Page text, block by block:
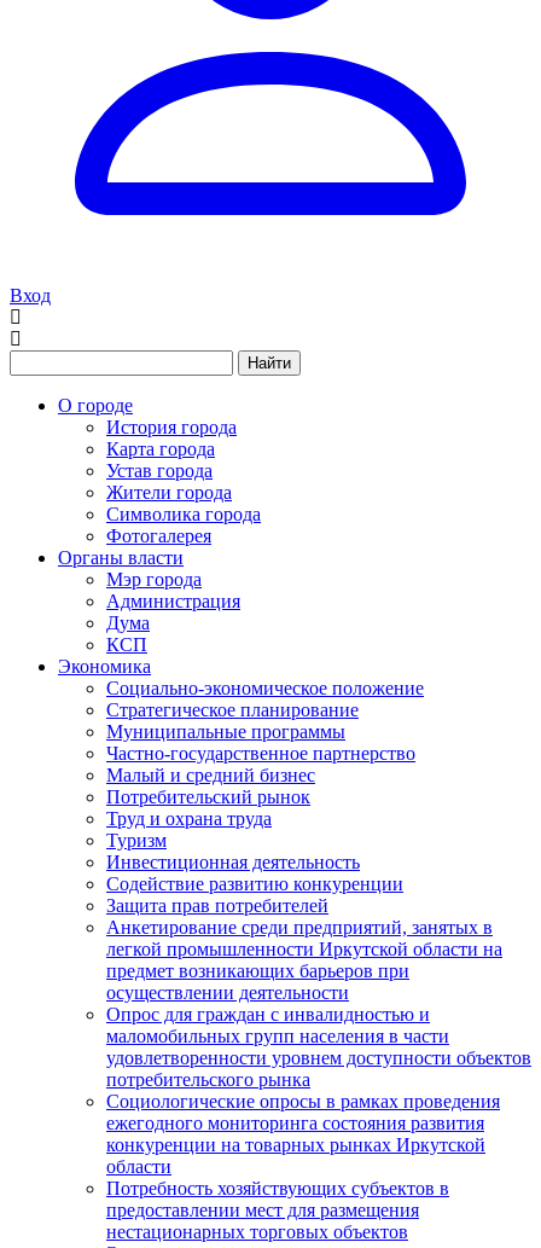
Вход
Найти
О городе
История города
Карта города
Устав города
Жители города
Символика города
Фотогалерея
Органы власти
Мэр города
Администрация
Дума
КСП
Экономика
Социально-экономическое положение
Стратегическое планирование
Муниципальные программы
Частно-государственное партнерство
Малый и средний бизнес
Потребительский рынок
Труд и охрана труда
Туризм
Инвестиционная деятельность
Содействие развитию конкуренции
Защита прав потребителей
Анкетирование среди предприятий, занятых в
легкой промышленности Иркутской области на
предмет возникающих барьеров при
осуществлении деятельности
Опрос для граждан с инвалидностью и
маломобильных групп населения в части
удовлетворенности уровнем доступности объектов
потребительского рынка
Социологические опросы в рамках проведения
ежегодного мониторинга состояния развития
конкуренции на товарных рынках Иркутской
области
Потребность хозяйствующих субъектов в
предоставлении мест для размещения
нестационарных торговых объектов